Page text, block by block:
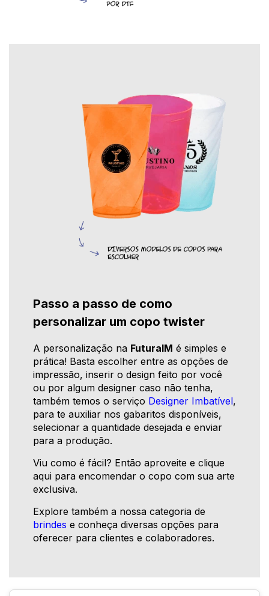
Passo a passo de como
personalizar um copo twister
A personalização na FuturaIM é simples e
prática! Basta escolher entre as opções de
impressão, inserir o design feito por você
ou por algum designer caso não tenha,
também temos o serviço Designer Imbatível,
para te auxiliar nos gabaritos disponíveis,
selecionar a quantidade desejada e enviar
para a produção.
Viu como é fácil? Então aproveite e clique
aqui para encomendar o copo com sua arte
exclusiva.
Explore também a nossa categoria de
brindes e conheça diversas opções para
oferecer para clientes e colaboradores.